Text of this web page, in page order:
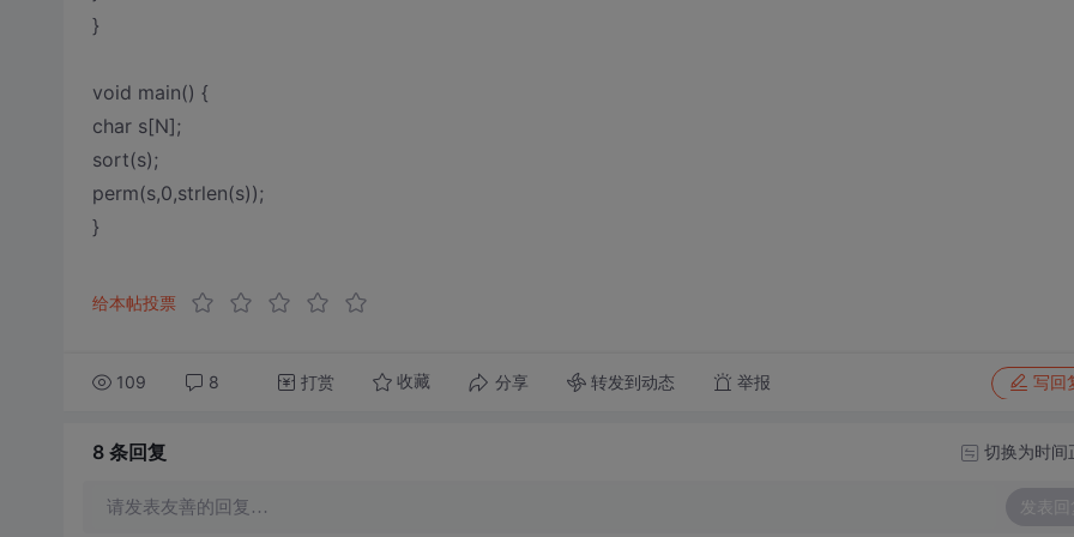
}
void main() {
char s[N];
sort(s);
perm(s,0,strlen(s));
}
给本帖投票
109 8 打赏 收藏 分享 转发到动态 举报 写回
8 条回复 切换为时间
请发表友善的回复… 发表回